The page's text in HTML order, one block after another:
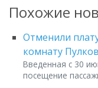
Похожие
Отменили
комнату
Введенная с 30
посещение